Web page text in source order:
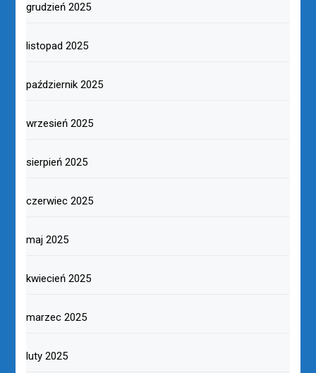
grudzień 2025
listopad 2025
październik 2025
wrzesień 2025
sierpień 2025
czerwiec 2025
maj 2025
kwiecień 2025
marzec 2025
luty 2025